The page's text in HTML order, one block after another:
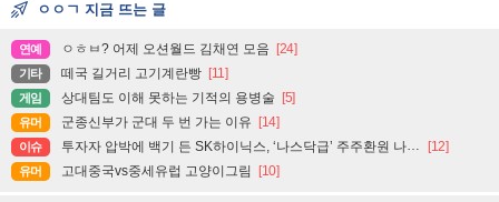
ㅇㅇㄱ 지금 뜨는 글
연예 ㅇㅎㅂ? 어제 오션월드 김채연 모음 [24]
기타 떼국 길거리 고기계란빵 [11]
게임 상대팀도 이해 못하는 기적의 용병술 [5]
유머 군종신부가 군대 두 번 가는 이유 [14]
이슈 투자자 압박에 백기 든 SK하이닉스, ‘나스닥급’ 주주환원 나설까 [12]
유머 고대중국vs중세유럽 고양이그림 [10]